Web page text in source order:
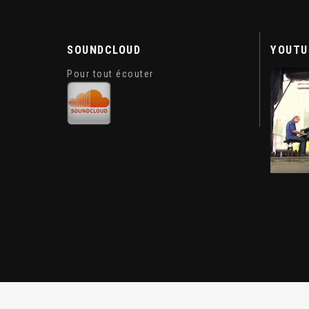
SOUNDCLOUD
Pour tout écouter